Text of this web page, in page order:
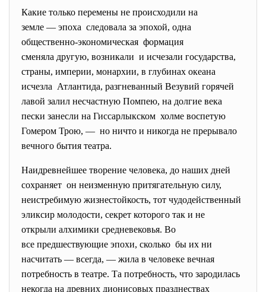
Какие только перемены не происходили на
земле — эпоха следовала за эпохой, одна
общественно-экономическая формация
сменяла другую, возникали и исчезали государства,
страны, империи, монархии, в глубинах океана
исчезла Атлантида, разгневанный Везувий горячей
лавой залил несчастную Помпею, на долгие века
пески занесли на Гиссарлыкском холме воспетую
Гомером Трою, — но ничто и никогда не прерывало
вечного бытия театра.
Наидревнейшее творение человека, до наших дней
сохраняет он неизменную притягательную силу,
неистребимую жизнестойкость, тот чудодейственный
эликсир молодости, секрет которого так и не
открыли алхимики средневековья. Во
все предшествующие эпохи, сколько бы их ни
насчитать — всегда, — жила в человеке вечная
потребность в театре. Та потребность, что зародилась
некогда на древних дионисовых празднествах